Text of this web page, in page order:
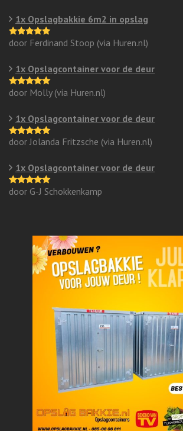
1x Opslagbakkie 6m2 in opslag
Gewaardeerd
door Ferdinand Stoop (via Huren.nl)
1x Opslagcontainer voor de deur
Gewaardeerd
door Molly (via Huren.nl)
1x Opslagcontainer voor de deur
Gewaardeerd
door Jolanda Fritzsche (via Huren.nl)
1x Opslagcontainer voor de deur
Gewaardeerd
door G-J Schokkenkamp